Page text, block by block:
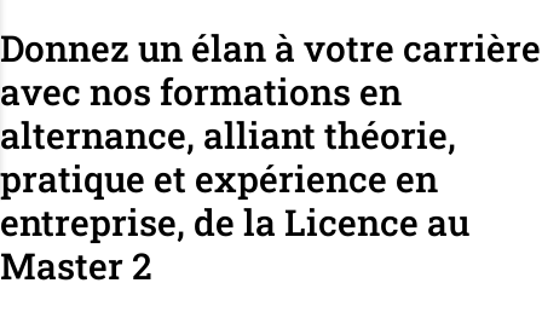
Donnez un élan à votre carrière
avec nos formations en
alternance, alliant théorie,
pratique et expérience en
entreprise, de la Licence au
Master 2